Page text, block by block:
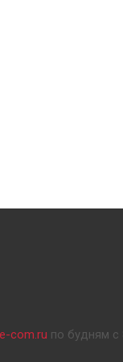
com.ru по будням с